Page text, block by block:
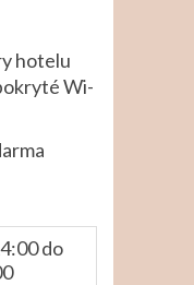
hotelu
Wi-
do